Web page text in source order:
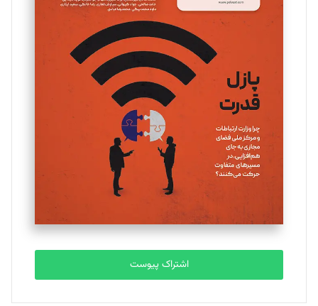
مینا پاکدل
یسنا امان‌پور
تحریریه
ملینا جعفری
تحریریه
مصطفی مسجدی آرانی
تحریریه
بابک نقاش
تحریریه
اشتراک پیوست